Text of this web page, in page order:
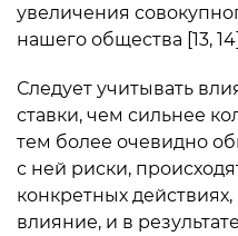
увеличения
нашего общества [13,
Следует учитывать
ставки, чем сильнее
тем более очевидно
с ней риски,
конкретных
влияние, и в